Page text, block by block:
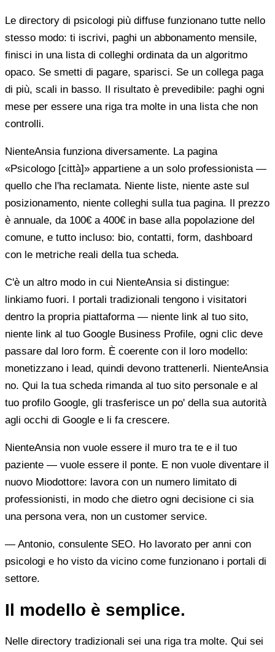
Le directory di psicologi più diffuse funzionano tutte nello
stesso modo: ti iscrivi, paghi un abbonamento mensile,
finisci in una lista di colleghi ordinata da un algoritmo
opaco. Se smetti di pagare, sparisci. Se un collega paga
di più, scali in basso. Il risultato è prevedibile: paghi ogni
mese per essere una riga tra molte in una lista che non
controlli.
NienteAnsia funziona diversamente. La pagina
«Psicologo [città]» appartiene a un solo professionista —
quello che l'ha reclamata. Niente liste, niente aste sul
posizionamento, niente colleghi sulla tua pagina. Il prezzo
è annuale, da 100€ a 400€ in base alla popolazione del
comune, e tutto incluso: bio, contatti, form, dashboard
con le metriche reali della tua scheda.
C'è un altro modo in cui NienteAnsia si distingue:
linkiamo fuori. I portali tradizionali tengono i visitatori
dentro la propria piattaforma — niente link al tuo sito,
niente link al tuo Google Business Profile, ogni clic deve
passare dal loro form. È coerente con il loro modello:
monetizzano i lead, quindi devono trattenerli. NienteAnsia
no. Qui la tua scheda rimanda al tuo sito personale e al
tuo profilo Google, gli trasferisce un po' della sua autorità
agli occhi di Google e li fa crescere.
NienteAnsia non vuole essere il muro tra te e il tuo
paziente — vuole essere il ponte. E non vuole diventare il
nuovo Miodottore: lavora con un numero limitato di
professionisti, in modo che dietro ogni decisione ci sia
una persona vera, non un customer service.
— Antonio, consulente SEO. Ho lavorato per anni con
psicologi e ho visto da vicino come funzionano i portali di
settore.
Il modello è semplice.
Nelle directory tradizionali sei una riga tra molte. Qui sei